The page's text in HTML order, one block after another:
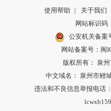
使用帮助 | 关于我们
网站标识码
公安机关备案
网站备案号：闽
版权所有： 泉
中文域名： 泉州市鲤
违法和不良信息举报电话